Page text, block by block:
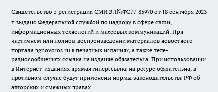
Свидетельство о регистрации СМИ ЭЛ№ФС77-85970 от 18 сентября 2023
г. выдано Федеральной службой по надзору в сфере связи,
информационных технологий и массовых коммуникаций. При
частичном или полном воспроизведении материалов новостного
портала ngnovoros.ru в печатных изданиях, а также теле-
радиосообщениях ссылка на издание обязательна. При использовании
в Интернет-изданиях прямая гиперссылка на ресурс обязательна, в
противном случае будут применены нормы законодательства РФ об
авторских и смежных правах.